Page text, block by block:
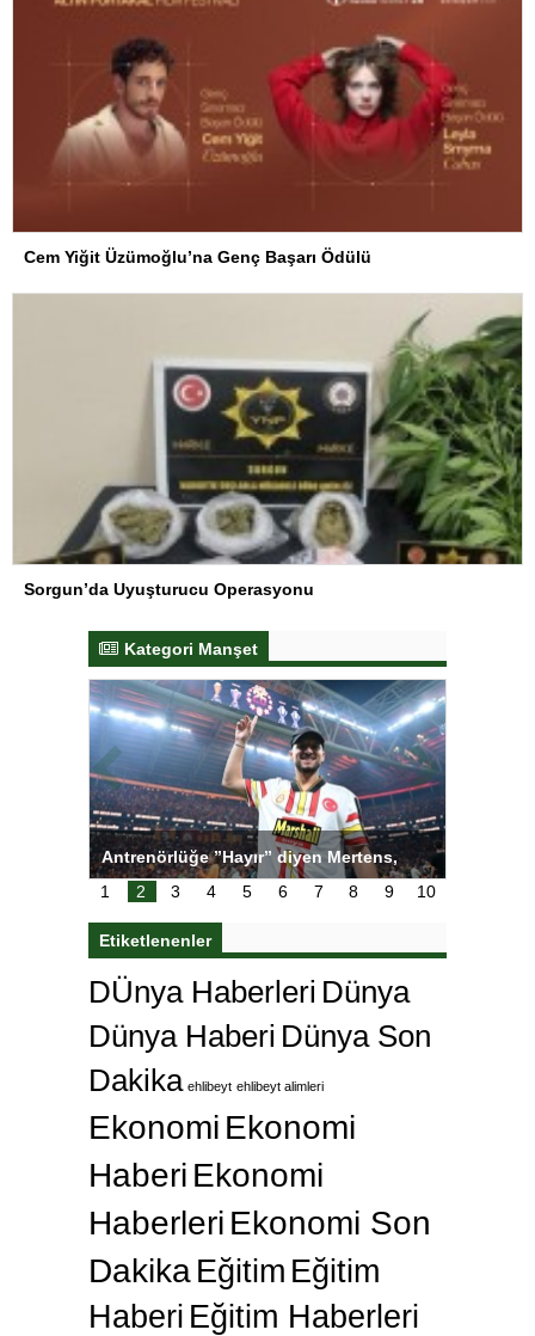
Cem Yiğit Üzümoğlu’na Genç Başarı Ödülü
Sorgun’da Uyuşturucu Operasyonu
Kategori Manşet
Mertens,
Salihli Sporcuları Kuraş’ta Gururlandırdı
1 2 3 4 5 6 7 8 9 10
Etiketlenenler
DÜnya Haberleri Dünya
Dünya Haberi Dünya Son
Dakika ehlibeyt ehlibeyt alimleri
Ekonomi Ekonomi
Haberi Ekonomi
Haberleri Ekonomi Son
Dakika Eğitim Eğitim
Haberi Eğitim Haberleri